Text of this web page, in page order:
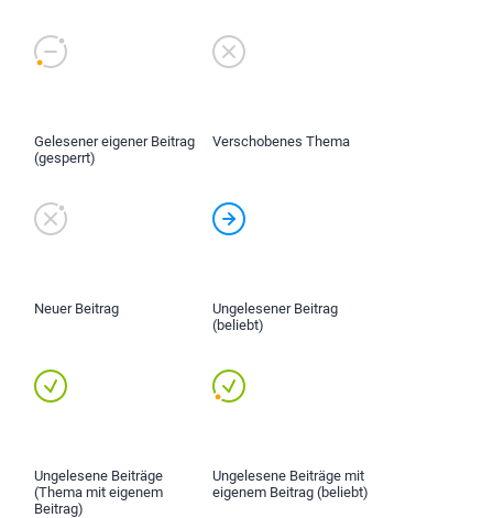
Gelesener eigener Beitrag
(gesperrt)
Verschobenes Thema
Neuer Beitrag
Ungelesener Beitrag
(beliebt)
Ungelesene Beiträge
(Thema mit eigenem
Beitrag)
Ungelesene Beiträge mit
eigenem Beitrag (beliebt)